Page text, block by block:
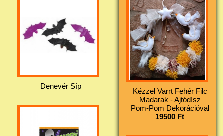
Denevér Síp
Kézzel Varrt Fehér Filc
Madarak - Ajtódísz
Pom-Pom Dekorációval
19500 Ft